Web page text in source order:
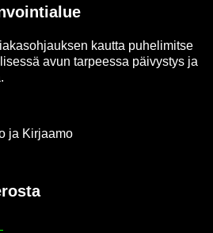
kaut­ta pu­he­li­mit­se
avun tar­pees­sa päi­vys­tys ja
ja Kir­jaa­mo